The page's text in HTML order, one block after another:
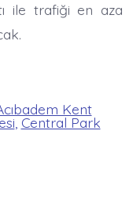
ile trafiği en aza
Kent
Central Park